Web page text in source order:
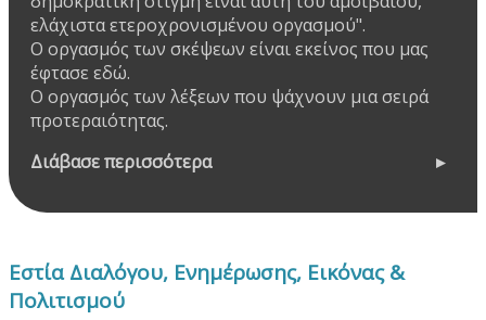
ελάχιστα ετεροχρονισμένου οργασμού".
Ο οργασμός των σκέψεων είναι εκείνος που μας
έφτασε εδώ.
Ο οργασμός των λέξεων που ψάχνουν μια σειρά
προτεραιότητας.
Διάβασε περισσότερα
Εστία Διαλόγου, Ενημέρωσης, Εικόνας &
Πολιτισμού